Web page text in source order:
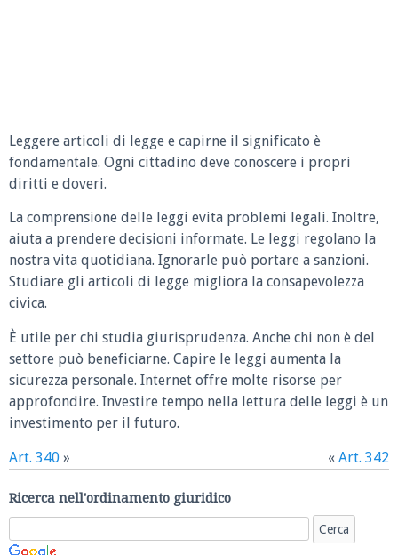
Leggere articoli di legge e capirne il significato è
fondamentale. Ogni cittadino deve conoscere i propri
diritti e doveri.
La comprensione delle leggi evita problemi legali. Inoltre,
aiuta a prendere decisioni informate. Le leggi regolano la
nostra vita quotidiana. Ignorarle può portare a sanzioni.
Studiare gli articoli di legge migliora la consapevolezza
civica.
È utile per chi studia giurisprudenza. Anche chi non è del
settore può beneficiarne. Capire le leggi aumenta la
sicurezza personale. Internet offre molte risorse per
approfondire. Investire tempo nella lettura delle leggi è un
investimento per il futuro.
Art. 340 » « Art. 342
Ricerca nell'ordinamento giuridico